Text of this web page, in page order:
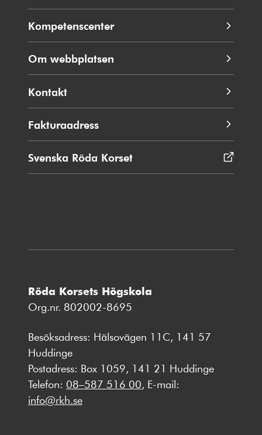
Kompetenscenter
Om webbplatsen
Kontakt
Fakturaadress
Svenska Röda Korset
i
Röda Korsets Högskola
Org.nr. 802002-8695
Besöksadress: Hälsovägen 11C, 141 57
Huddinge
Postadress: Box 1059, 141 21 Huddinge
Telefon: 08–587 516 00, E-mail:
info@rkh.se